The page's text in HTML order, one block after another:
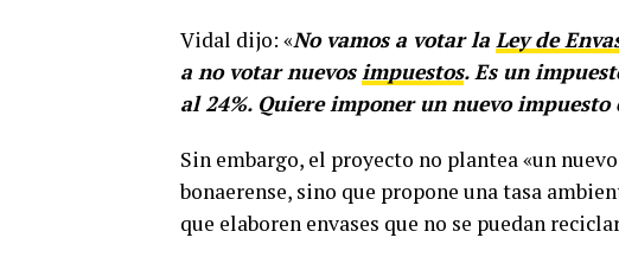
Vidal dijo: «No vamos a votar la Ley de
a no votar nuevosimpuestos. Es un
al 24%. Quiere imponer un nuevo
Sin embargo, el proyecto no plantea «un
bonaerense, sino que propone una tasa
que elaboren envases que no se puedan